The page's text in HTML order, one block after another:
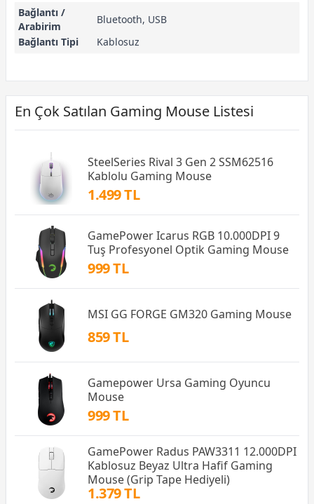
Bağlantı /
Arabirim
Bluetooth, USB
Bağlantı Tipi
Kablosuz
En Çok Satılan Gaming Mouse Listesi
SteelSeries Rival 3 Gen 2 SSM62516
Kablolu Gaming Mouse
1.499 TL
GamePower Icarus RGB 10.000DPI 9
Tuş Profesyonel Optik Gaming Mouse
999 TL
MSI GG FORGE GM320 Gaming Mouse
859 TL
Gamepower Ursa Gaming Oyuncu
Mouse
999 TL
GamePower Radus PAW3311 12.000DPI
Kablosuz Beyaz Ultra Hafif Gaming
Mouse (Grip Tape Hediyeli)
1.379 TL